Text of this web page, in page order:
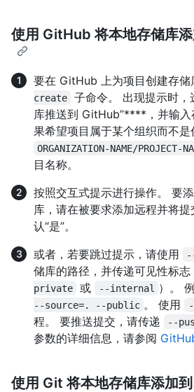
使用 GitHub 将本地存储库
要在 GitHub 上为项目创建存储
create
子命令。 出现提示时，
库推送到 GitHub”****，并输入
果希望项目属于某个组织而不
ORGANIZATION-NAME/PROJECT-
目名称。
按照交互式提示进行操作。 要
库，请在被要求添加远程并将
认“是”。
或者，若要跳过提示，请使用
储库的路径，并传递可见性标志
private
或 --internal ）。
--source=. --public 。 使用
程。 要推送提交，请传递
--
参数的详细信息，请参阅
使用 Git 将本地存储库添加